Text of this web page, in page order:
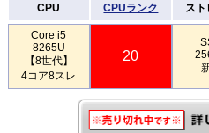
CPU CPUランク ス
Core i5
8265U
【8世代】
4コア8スレ
20